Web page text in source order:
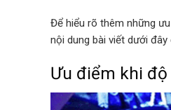
Để hiểu rõ thêm những
nội dung bài viết dưới
Ưu điểm khi